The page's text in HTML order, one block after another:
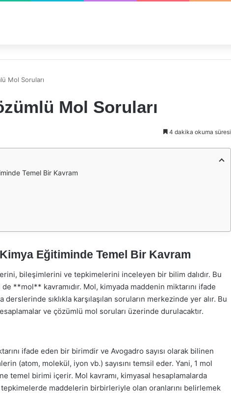
Mol Soruları
Mol Soruları
4 dakika okuma süresi
Temel Bir Kavram
Eğitiminde Temel Bir Kavram
bileşimlerini ve tepkimelerini inceleyen bir bilim dalıdır. Bu
**mol** kavramıdır. Mol, kimyada maddenin miktarını ifade
sıklıkla karşılaşılan soruların merkezinde yer alır. Bu
ve çözümlü mol soruları üzerinde durulacaktır.
ifade eden bir birimdir ve Avogadro sayısı olarak bilinen
(atom, molekül, iyon vb.) sayısını temsil eder. Yani, 1 mol
temel birimi içerir. Mol kavramı, kimyasal hesaplamalarda
maddelerin birbirleriyle olan oranlarını belirlemek